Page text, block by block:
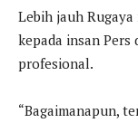
Lebih jauh
kepada insan Pers
profesional.
“Bagaimanapun,